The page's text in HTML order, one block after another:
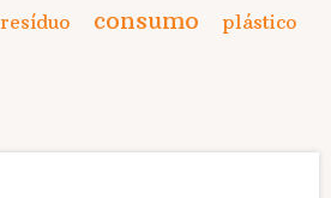
resíduo consumo plástico